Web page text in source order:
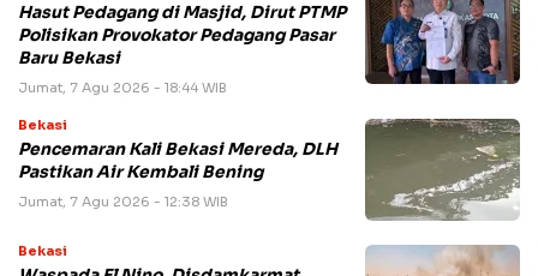
Hasut Pedagang di Masjid, Dirut PTMP
Polisikan Provokator Pedagang Pasar
Baru Bekasi
Jumat, 7 Agu 2026 - 18:44 WIB
Bekasi
Pencemaran Kali Bekasi Mereda, DLH
Pastikan Air Kembali Bening
Jumat, 7 Agu 2026 - 12:38 WIB
Bekasi